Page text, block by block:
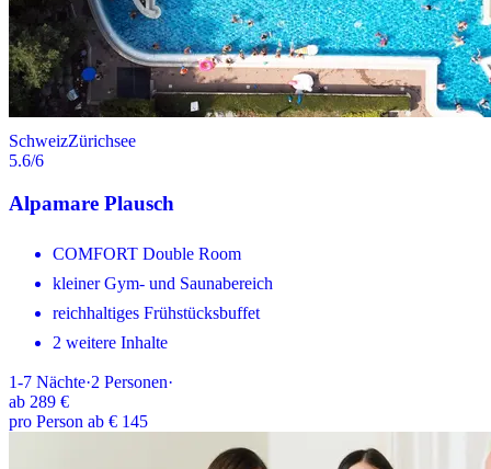
SchweizZürichsee
5.6/6
Alpamare Plausch
COMFORT Double Room
kleiner Gym- und Saunabereich
reichhaltiges Frühstücksbuffet
2 weitere Inhalte
1-7 Nächte·2 Personen·
ab 289 €
pro Person ab € 145